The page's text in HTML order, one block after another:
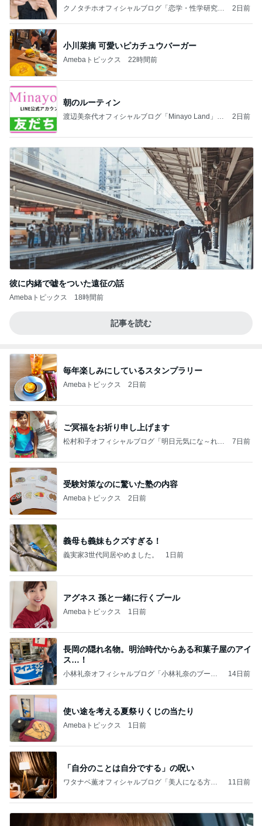
クノタチホオフィシャルブログ「恋学・性学研究
2日前
小川菜摘 可愛いピカチュウバーガー
Amebaトピックス 22時間前
朝のルーティン
渡辺美奈代オフィシャルブログ「Minayo Land」P
2日前
彼に内緒で嘘をついた遠征の話
Amebaトピックス 18時間前
記事を読む
毎年楽しみにしているスタンプラリー
Amebaトピックス 2日前
ご冥福をお祈り申し上げます
松村和子オフィシャルブログ「明日元気にな～れ」
7日前
受験対策なのに驚いた塾の内容
Amebaトピックス 2日前
義母も義妹もクズすぎる！
義実家3世代同居やめました。 1日前
アグネス 孫と一緒に行くプール
Amebaトピックス 1日前
長岡の隠れ名物。明治時代からある和菓子屋のアイ
ス…！
小林礼奈オフィシャルブログ「小林礼奈のブーブ
14日前
使い途を考える夏祭りくじの当たり
Amebaトピックス 1日前
「自分のことは自分でする」の呪い
ワタナベ薫オフィシャルブログ「美人になる方
11日前